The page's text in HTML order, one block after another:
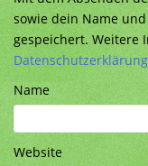
sowie dein Name
gespeichert. Weitere
Datenschutzerklärung
Name
Website